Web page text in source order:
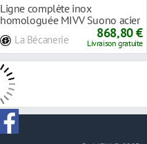
Ligne complète inox
homologuée MIVV Suono acier
La Bécanerie 868,80 €
Livraison gratuite